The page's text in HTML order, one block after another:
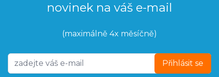
novinek na váš e-mail
(maximálně 4x měsíčně)
Přihlásit se